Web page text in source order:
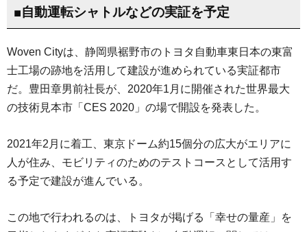
■自動運転シャトルなどの実証を予定
Woven Cityは、静岡県裾野市のトヨタ自動車東日本の東富
士工場の跡地を活用して建設が進められている実証都市
だ。豊田章男前社長が、2020年1月に開催された世界最大
の技術見本市「CES 2020」の場で開設を発表した。
2021年2月に着工、東京ドーム約15個分の広大がエリアに
人が住み、モビリティのためのテストコースとして活用す
る予定で建設が進んでいる。
この地で行われるのは、トヨタが掲げる「幸せの量産」を